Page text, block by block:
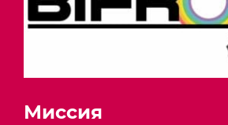
Миссия